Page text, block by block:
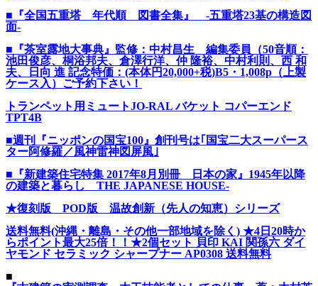
■『全国五重塔 年代順 図書全集』 -五重塔23基の構造図
面-
■『茶室露地大事典』監修：中村昌生 編集委員（50音順：
池田俊彦、桐浴邦夫、倉澤行洋、仲 隆裕、中村利則、西 和
夫、日向 進 記念特価：(本体円20,000+税)B5・1,008p（上製
ケース入）ご予約下さい！
トランペット用ミュートJO-RAL バケット コパーエンド
TPT4B
■週刊『ニッポンの国宝100』創刊号は｢国宝二大スーパース
ター阿修羅／風神雷神図屏風｣
■『新建築住宅特集 2017年8月別冊 日本の家』1945年以降
の建築と暮らし THE JAPANESE HOUSE-
★復刻版 POD版 温故創新（先人の知恵）シリーズ
送料無料(沖縄・離島・その他一部地域を除く) ★4日20時か
らポイント最大25倍！！★2個セット 貝印 KAI 関孫六 ダイ
ヤモンド セラミック シャープナー AP0308 送料無料
■